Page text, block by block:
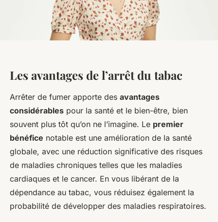
Les avantages de l’arrêt du tabac
Arrêter de fumer apporte des avantages
considérables pour la santé et le bien-être, bien
souvent plus tôt qu’on ne l’imagine. Le premier
bénéfice notable est une amélioration de la santé
globale, avec une réduction significative des risques
de maladies chroniques telles que les maladies
cardiaques et le cancer. En vous libérant de la
dépendance au tabac, vous réduisez également la
probabilité de développer des maladies respiratoires.